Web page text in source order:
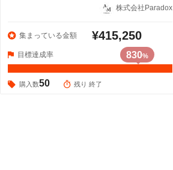
株式会社Paradox
集まっている金額 ¥415,250
目標達成率 830%
購入数50 残り 終了